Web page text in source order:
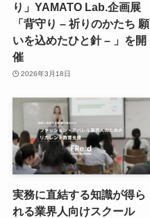
り」YAMATO Lab.企画展
「背守り – 祈りのかたち 願
いを込めたひと針 – 」を開
催
2026年3月18日
実務に直結する知識が得ら
れる業界人向けスクール